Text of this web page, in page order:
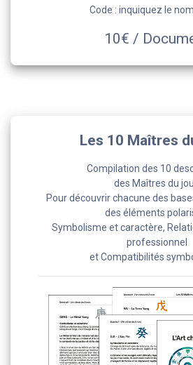
Code : inquiquez le
10€ /
Les 10 Maîtres
Compilation des 10
des Maîtres du
Pour découvrir chacune des
des éléments
Symbolisme et caractère,
professionnel
et Compatibilités